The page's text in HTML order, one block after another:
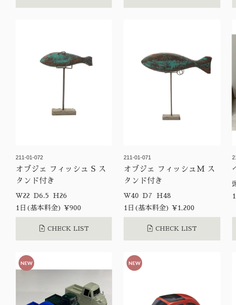
211-01-072
オブジェ フィッシュ S ス
タンド付き
W22 D6.5 H26
1日(基本料金) ¥900
CHECK LIST
211-01-071
オブジェ フィッシュM ス
タンド付き
W40 D7 H48
1日(基本料金) ¥1,200
CHECK LIST
NEW NEW